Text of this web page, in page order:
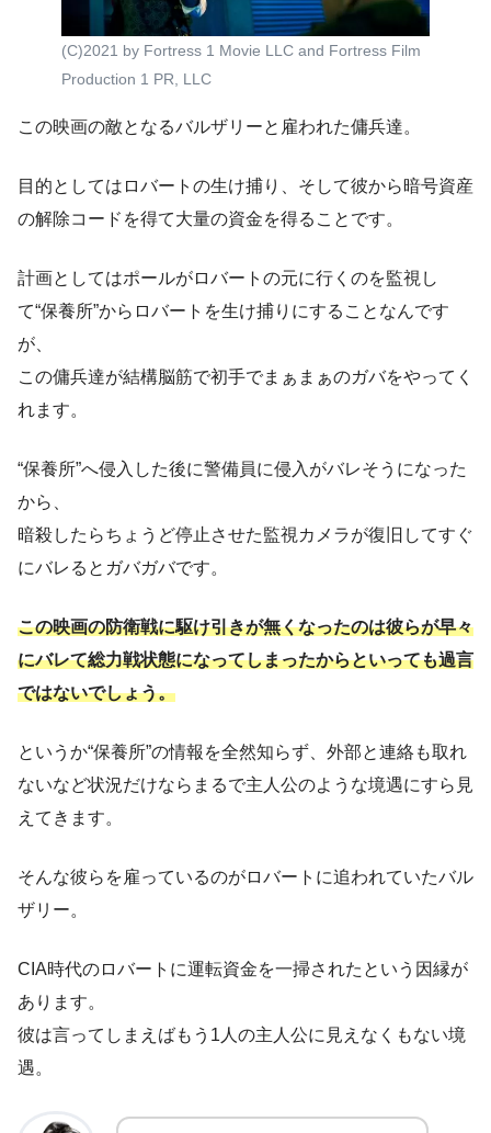
(C)2021 by Fortress 1 Movie LLC and Fortress Film
Production 1 PR, LLC
この映画の敵となるバルザリーと雇われた傭兵達。
目的としてはロバートの生け捕り、そして彼から暗号資産
の解除コードを得て大量の資金を得ることです。
計画としてはポールがロバートの元に行くのを監視し
て“保養所”からロバートを生け捕りにすることなんです
が、
この傭兵達が結構脳筋で初手でまぁまぁのガバをやってく
れます。
“保養所”へ侵入した後に警備員に侵入がバレそうになった
から、
暗殺したらちょうど停止させた監視カメラが復旧してすぐ
にバレるとガバガバです。
この映画の防衛戦に駆け引きが無くなったのは彼らが早々
にバレて総力戦状態になってしまったからといっても過言
ではないでしょう。
というか“保養所”の情報を全然知らず、外部と連絡も取れ
ないなど状況だけならまるで主人公のような境遇にすら見
えてきます。
そんな彼らを雇っているのがロバートに追われていたバル
ザリー。
CIA時代のロバートに運転資金を一掃されたという因縁が
あります。
彼は言ってしまえばもう1人の主人公に見えなくもない境
遇。